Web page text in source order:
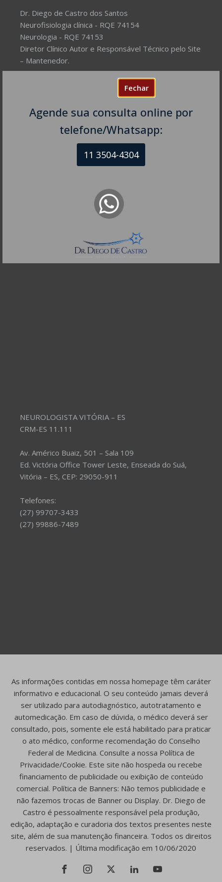
Fechar
Agende sua consulta online por
telefone/Whatsapp:
11 3504-4304
Dr. Diego de Castro dos Santos
Neurofisiologia clínica - RQE 74154
Neurologia - RQE 74153
Diretor Clínico Autor e Responsável Técnico pelo Site
– Mantenedor.
Prover Soluções cada vez mais
completas de forma facilitada para a gestão da saúde
e o bem-estar das pessoas, com excelência,
humanidade e sustentabilidade. Destinado ao
público em geral.
NEUROLOGISTA EM SÃO PAULO – SP
R. Itapeva, 518 - sala 1301
Bela Vista - São Paulo - SP
NEUROLOGISTA VITÓRIA – ES
CRM-ES 11.111
Av. Américo Buaiz, 501 – Sala 109
Ed. Victória Office Tower Leste, Enseada do Suá,
Vitória – ES, CEP: 29050-911
Telefones:
(27) 99707-3433
(27) 99886-7489
As informações contidas em nossa homepage têm caráter
informativo e educacional. O seu conteúdo jamais deverá
ser utilizado para autodiagnóstico, autotratamento e
automedicação. Em caso de dúvida, o médico deverá ser
consultado, pois, somente ele está habilitado para praticar
o ato médico, conforme recomendação do Conselho
Federal de Medicina. Consulte a nossa Política de
Privacidade/Cookie. Este site não hospeda ou recebe
financiamento de publicidade ou exibição de conteúdo
comercial. Política de Banners: Não temos publicidade e
não fazemos trocas de Banner ou Display. Dr. Diego de
Castro é pessoalmente responsável pela produção,
edição, adaptação e curadoria dos textos presentes neste
site, além de sua manutenção financeira. Todos os direitos
reservados. | Última modificação em 10/06/2020